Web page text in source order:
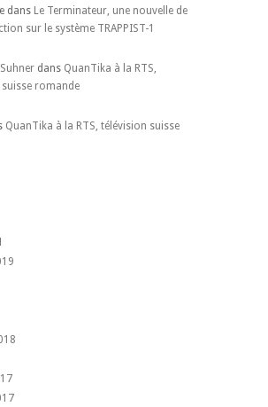
dans Le Terminateur, une nouvelle de
sur le système TRAPPIST-1
dans QuanTika à la RTS,
romande
QuanTika à la RTS, télévision suisse